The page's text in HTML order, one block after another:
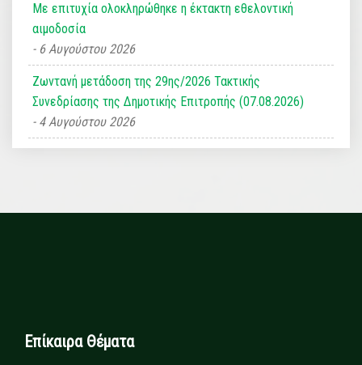
Με επιτυχία ολοκληρώθηκε η έκτακτη εθελοντική
αιμοδοσία
6 Αυγούστου 2026
Ζωντανή μετάδοση της 29ης/2026 Τακτικής
Συνεδρίασης της Δημοτικής Επιτροπής (07.08.2026)
4 Αυγούστου 2026
Επίκαιρα Θέματα